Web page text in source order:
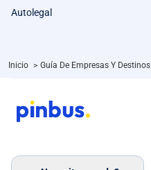
Autolegal
Inicio > Guía De Empresas Y Destinos